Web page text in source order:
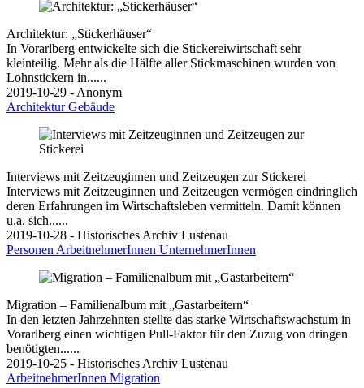
Architektur: „Stickerhäuser“
In Vorarlberg entwickelte sich die Stickereiwirtschaft sehr
kleinteilig. Mehr als die Hälfte aller Stickmaschinen wurden von
Lohnstickern in......
2019-10-29 - Anonym
ArchitekturGebäude
Interviews mit Zeitzeuginnen und Zeitzeugen zur Stickerei
Interviews mit Zeitzeuginnen und Zeitzeugen vermögen eindringlich
deren Erfahrungen im Wirtschaftsleben vermitteln. Damit können
u.a. sich......
2019-10-28 - Historisches Archiv Lustenau
Personen ArbeitnehmerInnen UnternehmerInnen
Migration – Familienalbum mit „Gastarbeitern“
In den letzten Jahrzehnten stellte das starke Wirtschaftswachstum in
Vorarlberg einen wichtigen Pull-Faktor für den Zuzug von dringen
benötigten......
2019-10-25 - Historisches Archiv Lustenau
ArbeitnehmerInnen Migration